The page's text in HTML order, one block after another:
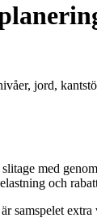
jord,
med
och
samspelet